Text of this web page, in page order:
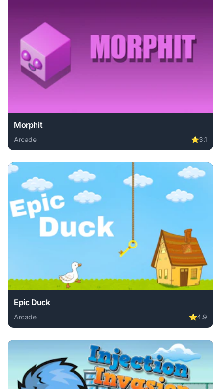
Morphit
Arcade ⭐3.1
Play Morphit online free. arcade game, no download
Epic Duck
Arcade ⭐4.9
Play Epic Duck online free. arcade game, no download